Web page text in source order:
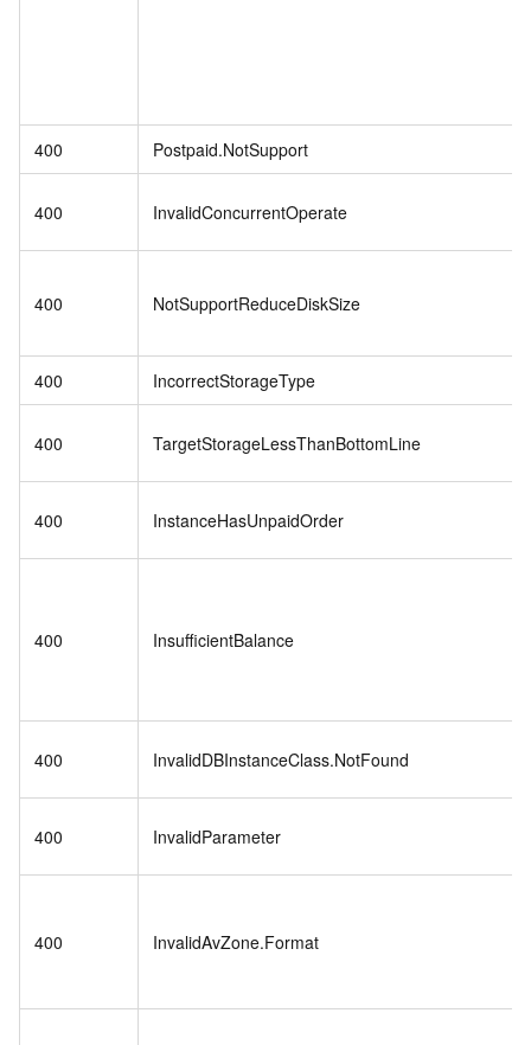
400 Postpaid.NotSupport
400 InvalidConcurrentOperate
400 NotSupportReduceDiskSize
400 IncorrectStorageType
400 TargetStorageLessThanBottomLine
400 InstanceHasUnpaidOrder
400 InsufficientBalance
400 InvalidDBInstanceClass.NotFound
400 InvalidParameter
400 InvalidAvZone.Format